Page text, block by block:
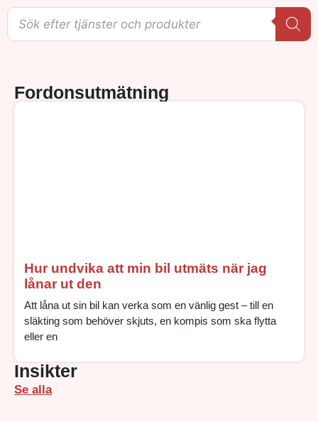
Fordonsutmätning
Hur undvika att min bil utmäts när jag
lånar ut den
Att låna ut sin bil kan verka som en vänlig gest – till en
släkting som behöver skjuts, en kompis som ska flytta
eller en
Insikter
Se alla